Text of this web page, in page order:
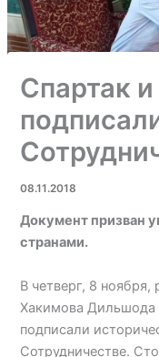
Спартак
08.11.2018
Документ призван
странами.
В четверг, 8 ноября,
Хакимова Дильшода
подписали
Сотрудничестве.